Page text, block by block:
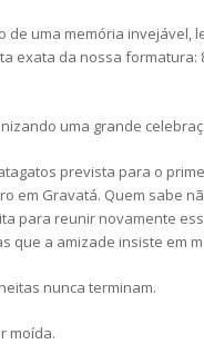
de uma memória invejável,
exata da nossa formatura:
uma grande
prevista para o
em Gravatá. Quem sabe
para reunir novamente
que a amizade insiste em
nunca terminam.
moída.